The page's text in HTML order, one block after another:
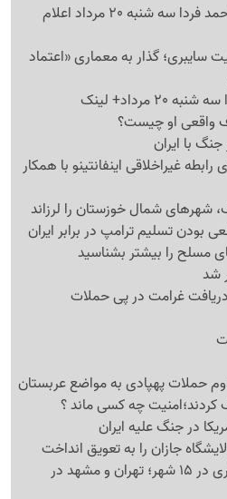
قطعی برق کهگیلویه و بویراحمد فردا سه شنبه 20 مرداد اعلام
سایبری؛ گذار به معماری «اعتماد
مرداد+ لینک
واقعی او چیست؟
با ایران
غیراخلاقی اینفانتینو با همکار
بودن تسلیم ترامپ در برابر ایران
مسلح را بیشتر بشناسید
شد
غرامت در پی حملات
حملات پهپادی به مواضع عربستان
کردند؛امنیت چه کسی ماند ؟
جازان را به تعویق انداخت
آغاز ثبت‌نام مسکن استیجاری در 15 شهر؛ تهران و مشهد در